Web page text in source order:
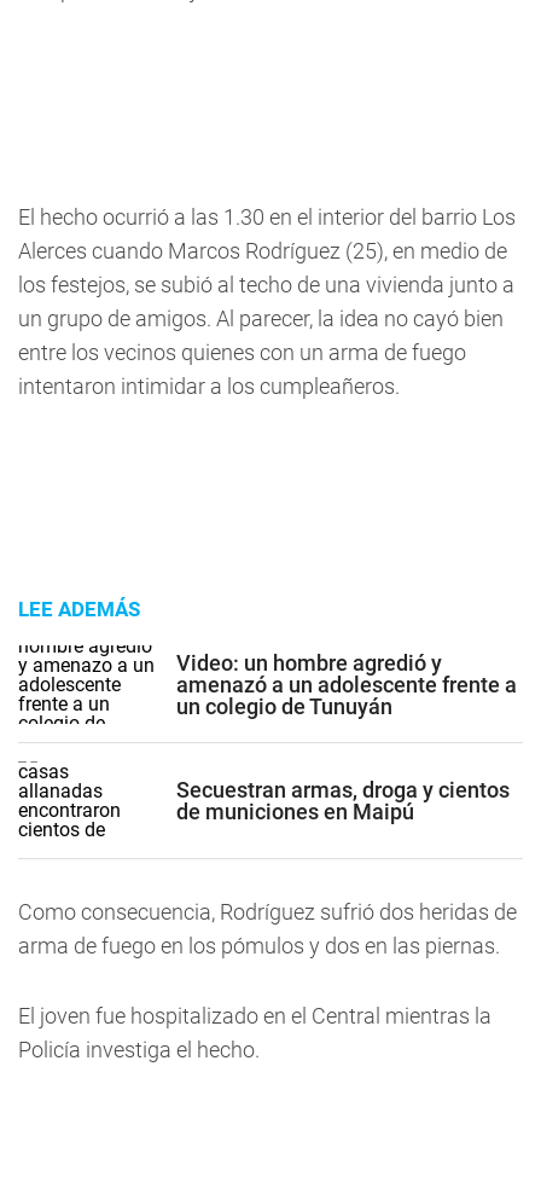
El hecho ocurrió a las 1.30 en el interior del barrio Los
Alerces cuando Marcos Rodríguez (25), en medio de
los festejos, se subió al techo de una vivienda junto a
un grupo de amigos. Al parecer, la idea no cayó bien
entre los vecinos quienes con un arma de fuego
intentaron intimidar a los cumpleañeros.
LEE ADEMÁS
Video: un hombre agredió y
amenazó a un adolescente frente a
un colegio de Tunuyán
Secuestran armas, droga y cientos
de municiones en Maipú
Como consecuencia, Rodríguez sufrió dos heridas de
arma de fuego en los pómulos y dos en las piernas.
El joven fue hospitalizado en el Central mientras la
Policía investiga el hecho.